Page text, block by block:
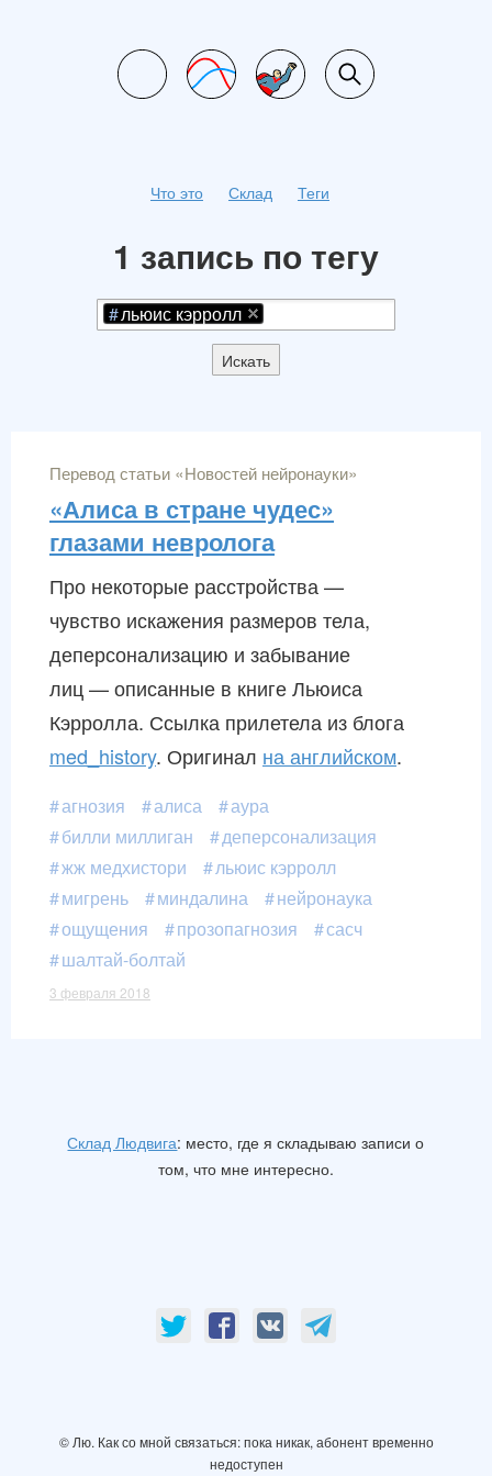
Что это Склад Теги
1 запись по тегу
льюис кэрролл
Искать
Перевод статьи «Новостей нейронауки»
«Алиса в стране чудес»
глазами невролога
Про некоторые расстройства —
чувство искажения размеров тела,
деперсонализацию и забывание
лиц — описанные в книге Льюиса
Кэрролла. Ссылка прилетела из блога
med_history. Оригинал на английском.
агнозия алиса
аура
билли миллиган
деперсонализация
жж медхистори
льюис кэрролл
мигрень
миндалина
нейронаука
ощущения
прозопагнозия
сасч
шалтай-болтай
3 февраля 2018
Склад Людвига: место, где я складываю записи о
том, что мне интересно.
© Лю. Как со мной связаться: пока никак, абонент временно
недоступен